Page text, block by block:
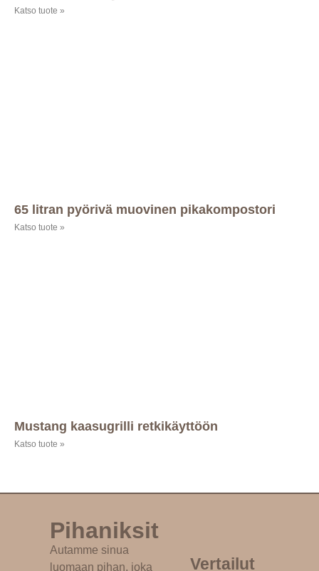
Katso tuote »
65 litran pyörivä muovinen pikakompostori
Katso tuote »
Mustang kaasugrilli retkikäyttöön
Katso tuote »
Pihaniksit
Autamme sinua
luomaan pihan, joka
Vertailut